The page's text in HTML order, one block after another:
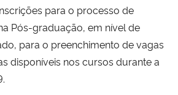
Regional
para o processo de
Pós-graduação, em nível de
para o preenchimento de vagas
disponíveis nos cursos durante a